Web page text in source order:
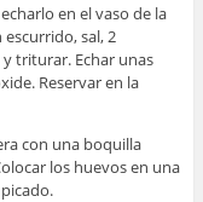
en el vaso de la
sal, 2
triturar. Echar unas
Reservar en la
con una boquilla
los huevos en una